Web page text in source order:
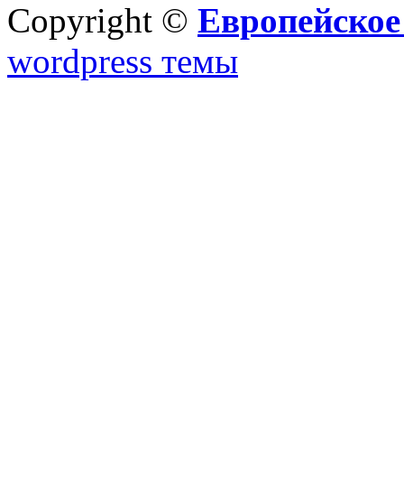
Copyright ©
wordpress темы